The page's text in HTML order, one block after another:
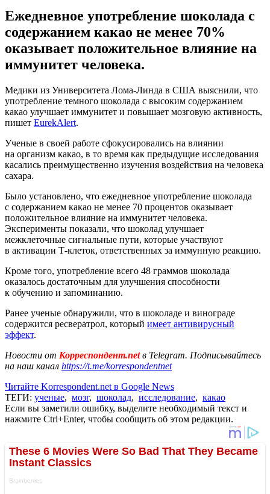
Ежедневное употребление шоколада с
содержанием какао не менее 70%
оказывает положительное влияние на
иммунитет человека.
Медики из Университета Лома-Линда в США выяснили, что
употребление темного шоколада с высоким содержанием
какао улучшает иммунитет и повышает мозговую активность,
пишет EurekAlert.
Ученые в своей работе сфокусировались на влиянии
на организм какао, в то время как предыдущие исследования
касались преимущественно изучения воздействия на человека
сахара.
Было установлено, что ежедневное употребление шоколада
с содержанием какао не менее 70 процентов оказывает
положительное влияние на иммунитет человека.
Эксперименты показали, что шоколад улучшает
межклеточные сигнальные пути, которые участвуют
в активации Т-клеток, ответственных за иммунную реакцию.
Кроме того, употребление всего 48 граммов шоколада
оказалось достаточным для улучшения способности
к обучению и запоминанию.
Ранее ученые обнаружили, что в шоколаде и винограде
содержится ресвератрол, который имеет антивирусный
эффект.
Новости от Корреспондент.netв Telegram. Подписывайтесь
на наш канал https://t.me/korrespondentnet
Читайте Korrespondent.net в Google News
ТЕГИ: ученые, мозг, шоколад, исследование, какао
Если вы заметили ошибку, выделите необходимый текст и
нажмите Ctrl+Enter, чтобы сообщить об этом редакции.